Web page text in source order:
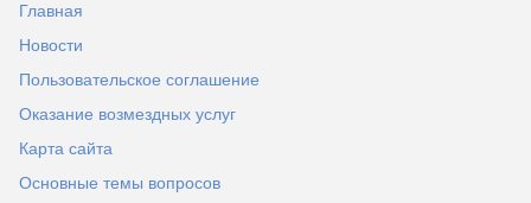
Главная
Новости
Пользовательское соглашение
Оказание возмездных услуг
Карта сайта
Основные темы вопросов